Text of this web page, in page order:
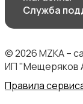
Служба
© 2026 MZKA –
ИП "Мещеряков
Правила